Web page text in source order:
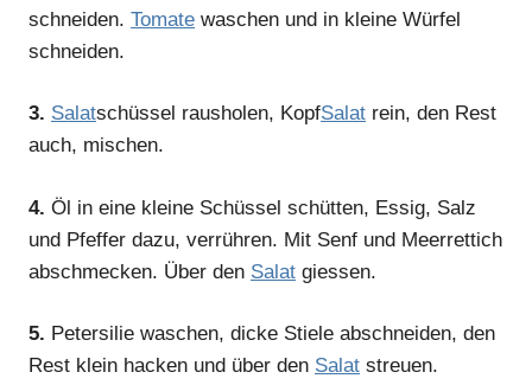
schneiden. Tomate waschen und in kleine Würfel
schneiden.
3. Salatschüssel rausholen, KopfSalat rein, den Rest
auch, mischen.
4. Öl in eine kleine Schüssel schütten, Essig, Salz
und Pfeffer dazu, verrühren. Mit Senf und Meerrettich
abschmecken. Über den Salat giessen.
5. Petersilie waschen, dicke Stiele abschneiden, den
Rest klein hacken und über den Salat streuen.